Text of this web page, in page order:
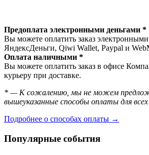
Предоплата электронными деньгами *
Вы можете оплатить заказ
ЯндексДеньги, Qiwi Wallet, Paypal и
Оплата наличными *
Вы можете оплатить заказ в офисе
курьеру при доставке.
* — К сожалению, мы не можем
вышеуказанные способы оплаты для
Подробнее о способах оплаты →
Популярные события